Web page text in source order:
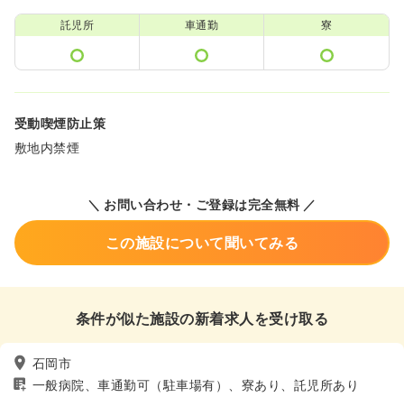
託児所 車通勤 寮
受動喫煙防止策
敷地内禁煙
＼ お問い合わせ・ご登録は完全無料 ／
この施設について聞いてみる
条件が似た施設の新着求人を受け取る
石岡市
一般病院、車通勤可（駐車場有）、寮あり、託児所あり